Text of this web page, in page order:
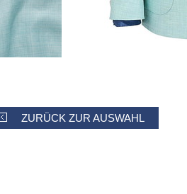
ZURÜCK ZUR AUSWAHL